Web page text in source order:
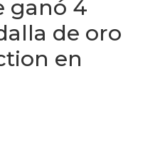
ganó 4
de oro
en